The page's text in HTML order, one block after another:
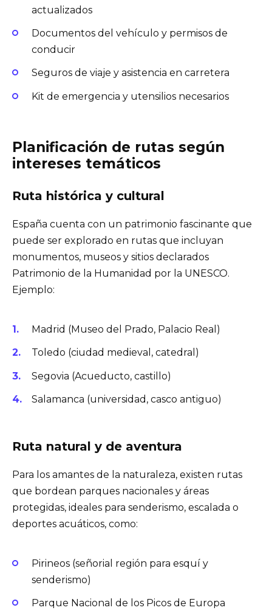
actualizados
Documentos del vehículo y permisos de
conducir
Seguros de viaje y asistencia en carretera
Kit de emergencia y utensilios necesarios
Planificación de rutas según
intereses temáticos
Ruta histórica y cultural
España cuenta con un patrimonio fascinante que
puede ser explorado en rutas que incluyan
monumentos, museos y sitios declarados
Patrimonio de la Humanidad por la UNESCO.
Ejemplo:
Madrid (Museo del Prado, Palacio Real)
Toledo (ciudad medieval, catedral)
Segovia (Acueducto, castillo)
Salamanca (universidad, casco antiguo)
Ruta natural y de aventura
Para los amantes de la naturaleza, existen rutas
que bordean parques nacionales y áreas
protegidas, ideales para senderismo, escalada o
deportes acuáticos, como:
Pirineos (señorial región para esquí y
senderismo)
Parque Nacional de los Picos de Europa